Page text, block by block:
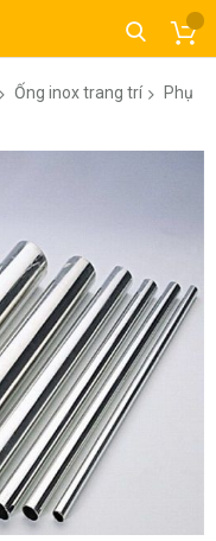
Ống inox trang trí
Phụ